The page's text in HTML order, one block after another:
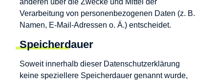
anderen über die Zwecke und Mittel der
Verarbeitung von personenbezogenen Daten (z. B.
Namen, E-Mail-Adressen o. Ä.) entscheidet.
Speicherdauer
Soweit innerhalb dieser Datenschutzerklärung
keine speziellere Speicherdauer genannt wurde,